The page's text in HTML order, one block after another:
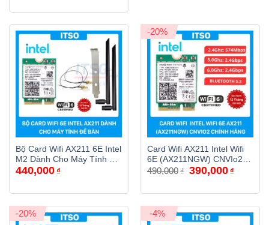
1,500,000₫.
là:
Bộ Card Wifi AX211 6E Intel
M2 Dành Cho Máy Tính Để
Bàn
440,000 ₫
-20%
Card Wifi AX211 Intel Wifi
6E (AX211NGW) CNVIo2
Chính Hãng
490,000 ₫ Giá
gốc
490,000₫.
390,000 ₫Giá
hiện
là:
-20% -4%